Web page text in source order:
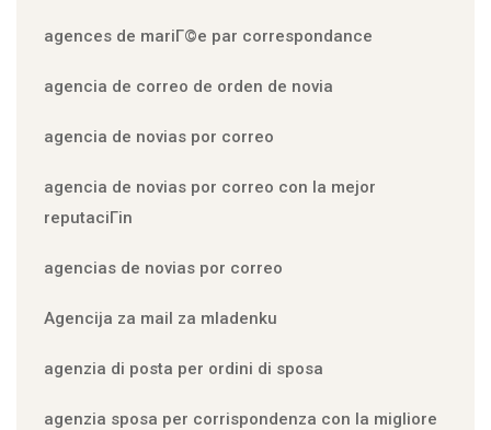
agences de mariГ©e par correspondance
agencia de correo de orden de novia
agencia de novias por correo
agencia de novias por correo con la mejor
reputaciГіn
agencias de novias por correo
Agencija za mail za mladenku
agenzia di posta per ordini di sposa
agenzia sposa per corrispondenza con la migliore